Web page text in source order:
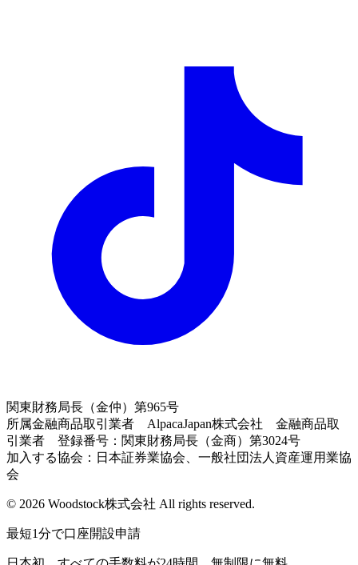
関東財務局長（金仲）第965号
所属金融商品取引業者 AlpacaJapan株式会社 金融商品取
引業者 登録番号：関東財務局長（金商）第3024号
加入する協会：日本証券業協会、一般社団法人資産運用業協
会
© 2026 Woodstock株式会社 All rights reserved.
最短1分で口座開設申請